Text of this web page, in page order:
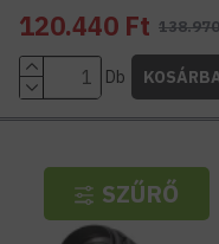
120.440 Ft
Db
SZŰRŐ